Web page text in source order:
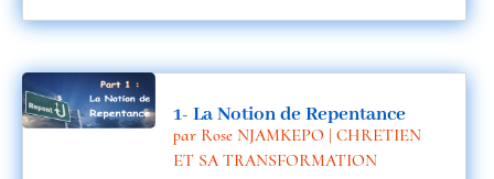
1- La Notion de Repentance
par Rose NJAMKEPO | CHRETIEN
ET SA TRANSFORMATION